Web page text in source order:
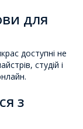
для
доступні не
студій і
з